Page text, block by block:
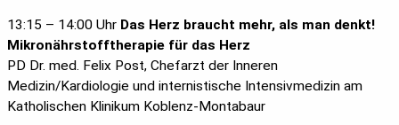
13:15 – 14:00 Uhr Das Herz braucht mehr, als man denkt!
Mikronährstofftherapie für das Herz
PD Dr. med. Felix Post, Chefarzt der Inneren
Medizin/Kardiologie und internistische Intensivmedizin am
Katholischen Klinikum Koblenz-Montabaur